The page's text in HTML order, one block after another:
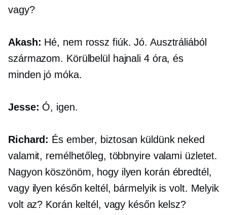
vagy?
Akash: Hé, nem rossz fiúk. Jó. Ausztráliából
származom. Körülbelül hajnali 4 óra, és
minden jó móka.
Jesse: Ó, igen.
Richard: És ember, biztosan küldünk neked
valamit, remélhetőleg, többnyire valami üzletet.
Nagyon köszönöm, hogy ilyen korán ébredtél,
vagy ilyen későn keltél, bármelyik is volt. Melyik
volt az? Korán keltél, vagy későn kelsz?